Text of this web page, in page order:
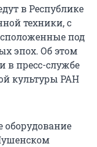
в Республике
техники, с
под
эпох. Об этом
в пресс-службе
культуры РАН
оборудование